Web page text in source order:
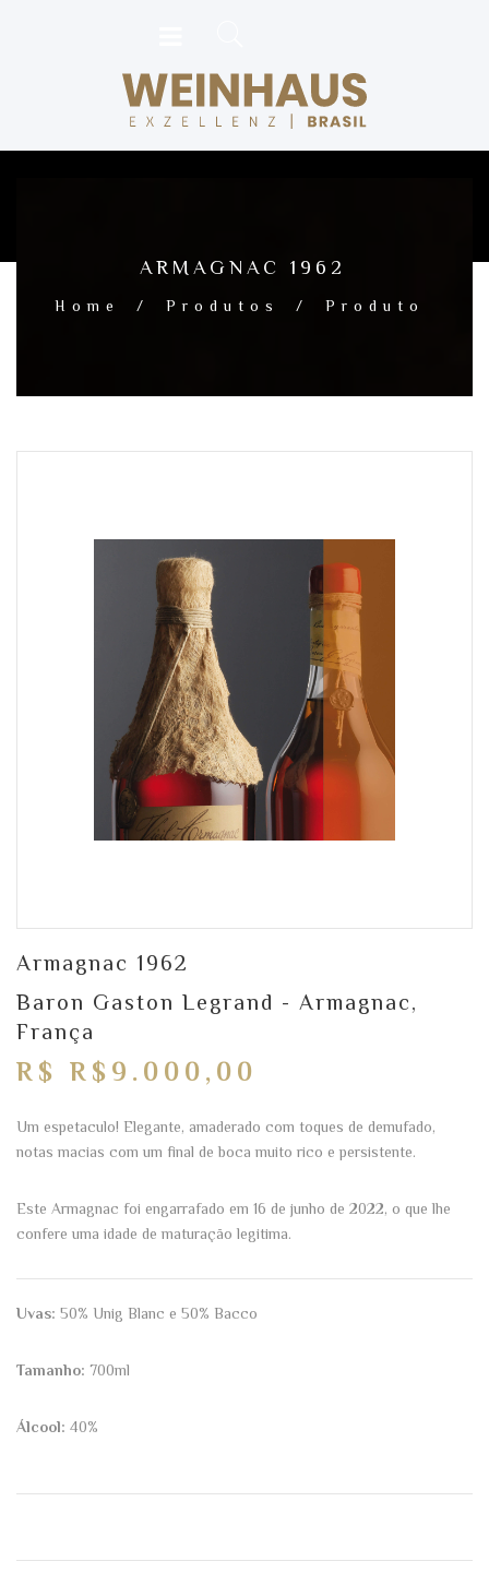
ARMAGNAC 1962
Home / Produtos / Produto
Armagnac 1962
Baron Gaston Legrand - Armagnac,
França
R$ R$9.000,00
Um espetaculo! Elegante, amaderado com toques de demufado,
notas macias com um final de boca muito rico e persistente.
Este Armagnac foi engarrafado em 16 de junho de 2022, o que lhe
confere uma idade de maturação legitima.
Uvas: 50% Unig Blanc e 50% Bacco
Tamanho: 700ml
Álcool: 40%